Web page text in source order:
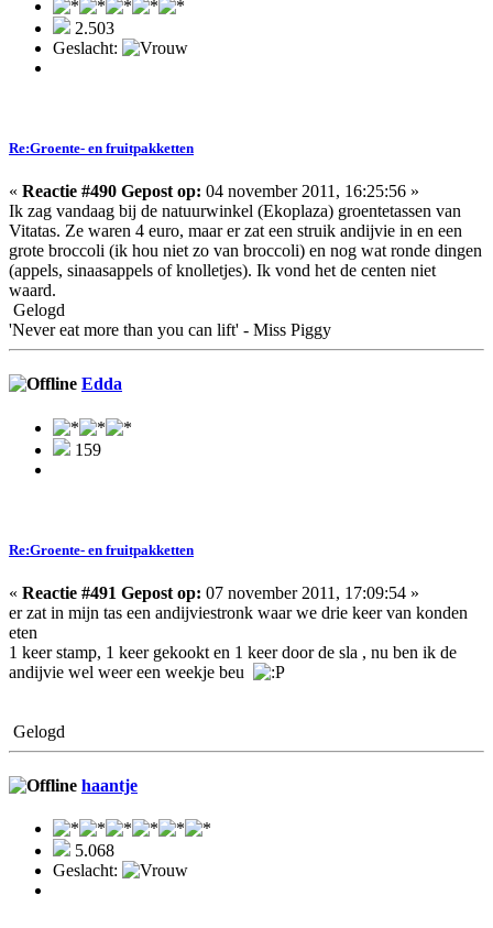
2.503
Geslacht:
Re:Groente- en fruitpakketten
« Reactie #490 Gepost op: 04 november 2011, 16:25:56 »
Ik zag vandaag bij de natuurwinkel (Ekoplaza) groentetassen van
Vitatas. Ze waren 4 euro, maar er zat een struik andijvie in en een
grote broccoli (ik hou niet zo van broccoli) en nog wat ronde dingen
(appels, sinaasappels of knolletjes). Ik vond het de centen niet
waard.
Gelogd
'Never eat more than you can lift' - Miss Piggy
Edda
159
Re:Groente- en fruitpakketten
« Reactie #491 Gepost op: 07 november 2011, 17:09:54 »
er zat in mijn tas een andijviestronk waar we drie keer van konden
eten
1 keer stamp, 1 keer gekookt en 1 keer door de sla , nu ben ik de
andijvie wel weer een weekje beu
Gelogd
haantje
5.068
Geslacht: